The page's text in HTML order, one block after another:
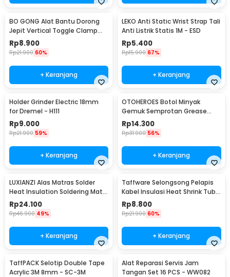
BO GONG Alat Bantu Dorong
Jepit Vertical Toggle Clamp
Hold Down Handle - GH-13009
Rp8.900
Rp21.900 60%
+ Keranjang
LEKO Anti Static Wrist Strap Tali
Anti Listrik Statis 1M - ESD
Rp5.400
Rp15.900 67%
+ Keranjang
Holder Grinder Electric 18mm
for Dremel - H111
Rp9.000
Rp21.900 59%
+ Keranjang
OTOHEROES Botol Minyak
Gemuk Semprotan Grease
Gun 250ml - Q001
Rp14.300
Rp31.900 56%
+ Keranjang
LUXIANZI Alas Matras Solder
Heat Insulation Soldering Mat
340x230mm - S-120B
Rp24.100
Rp46.900 49%
+ Keranjang
Taffware Selongsong Pelapis
Kabel Insulasi Heat Shrink Tube
127 PCS - RSG-AHZ
Rp8.800
Rp21.900 60%
+ Keranjang
TaffPACK Selotip Double Tape
Acrylic 3M 8mm - SC-3M
Alat Reparasi Servis Jam
Tangan Set 16 PCS - WW082